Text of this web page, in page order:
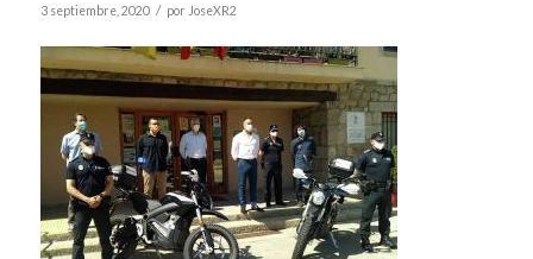
3 septiembre, 2020 / por JoseXR2